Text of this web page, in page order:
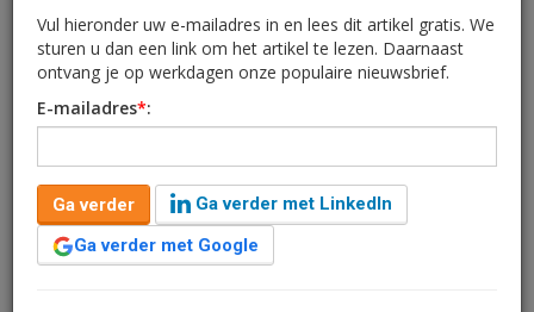
vastgoed: Verduurzamen
of verliezen?
Vul hieronder uw e-mailadres in en lees dit artikel gratis. We
sturen u dan een link om het artikel te lezen. Daarnaast
ontvang je op werkdagen onze populaire nieuwsbrief.
E-mailadres*:
Ga verder
Ga verder met LinkedIn
Ga verder met Google